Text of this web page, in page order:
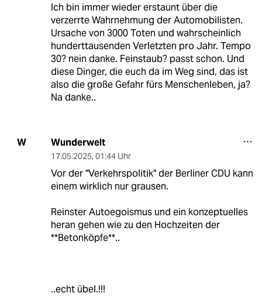
Ich bin immer wieder erstaunt über die
verzerrte Wahrnehmung der Automobilisten.
Ursache von 3000 Toten und wahrscheinlich
hunderttausenden Verletzten pro Jahr. Tempo
30? nein danke. Feinstaub? passt schon. Und
diese Dinger, die euch da im Weg sind, das ist
also die große Gefahr fürs Menschenleben, ja?
Na danke..
W Wunderwelt
17.05.2025, 01:44 Uhr
Vor der "Verkehrspolitik" der Berliner CDU kann
einem wirklich nur grausen.
Reinster Autoegoismus und ein konzeptuelles
heran gehen wie zu den Hochzeiten der
**Betonköpfe**..
..echt übel.!!!